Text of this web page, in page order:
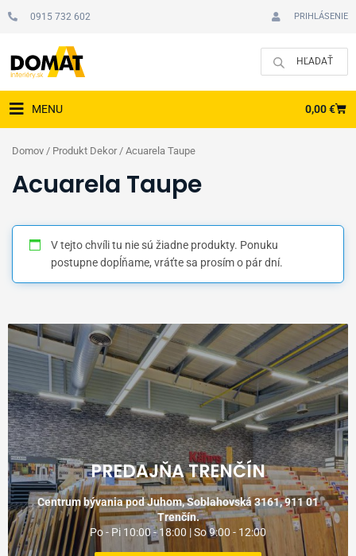
0915 732 602 PRIHLÁSENIE
MENU 0,00€
Domov / Produkt Dekor / Acuarela Taupe
Acuarela Taupe
V tejto chvíli tu nie sú žiadne produkty. Ponuku
postupne dopĺňame, vráťte sa prosím o pár dní.
PREDAJŇA TRENČÍN
Centrum bývania pod Juhom, Soblahovská 3161, 911 01
Trenčín.
Po - Pi 10:00 - 18:00 | So 9:00 - 12:00